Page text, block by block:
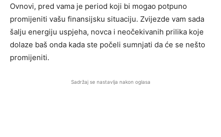
Ovnovi, pred vama je period koji bi mogao potpuno
promijeniti vašu finansijsku situaciju. Zvijezde vam sada
šalju energiju uspjeha, novca i neočekivanih prilika koje
dolaze baš onda kada ste počeli sumnjati da će se nešto
promijeniti.
Sadržaj se nastavlja nakon oglasa